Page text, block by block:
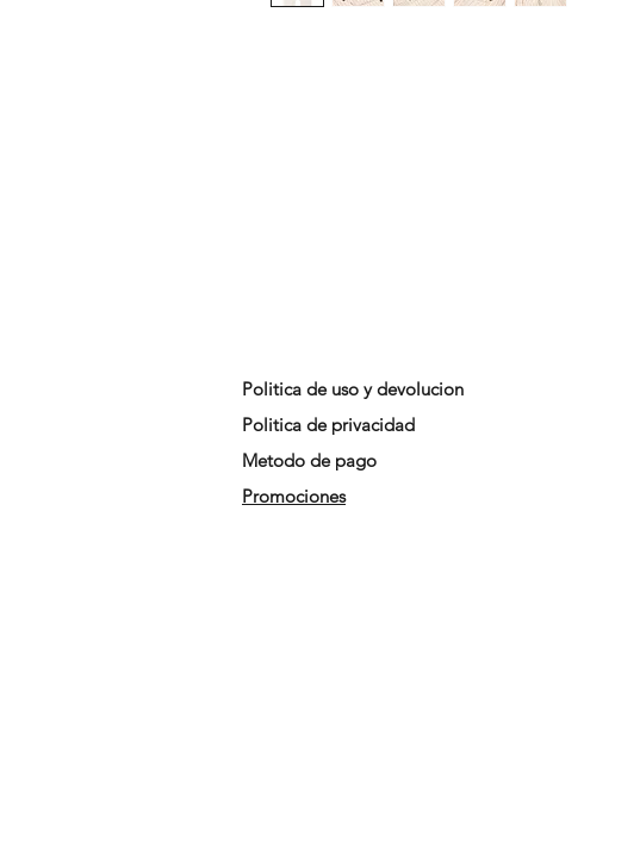
Politica de uso y devolucion
Politica de privacidad
Metodo de pago
Promociones